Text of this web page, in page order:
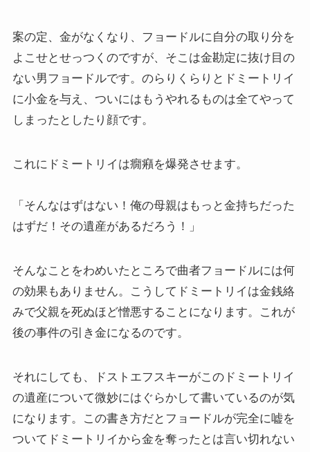
光の画家フェルメールと科学革命
奇跡の音楽家メンデルスゾーンの驚異の人生
世界一周記
タンザニア・トルコ編
イスラエル編
チェコ・オーストリア編
ボスニア・クロアチア編
案の定、金がなくなり、フョードルに自分の取り分を
よこせとせっつくのですが、そこは金勘定に抜け目の
ない男フョードルです。のらりくらりとドミートリイ
に小金を与え、ついにはもうやれるものは全てやって
しまったとしたり顔です。
これにドミートリイは癇癪を爆発させます。
「そんなはずはない！俺の母親はもっと金持ちだった
はずだ！その遺産があるだろう！」
そんなことをわめいたところで曲者フョードルには何
の効果もありません。こうしてドミートリイは金銭絡
みで父親を死ぬほど憎悪することになります。これが
後の事件の引き金になるのです。
それにしても、ドストエフスキーがこのドミートリイ
の遺産について微妙にはぐらかして書いているのが気
になります。この書き方だとフョードルが完全に嘘を
ついてドミートリイから金を奪ったとは言い切れない